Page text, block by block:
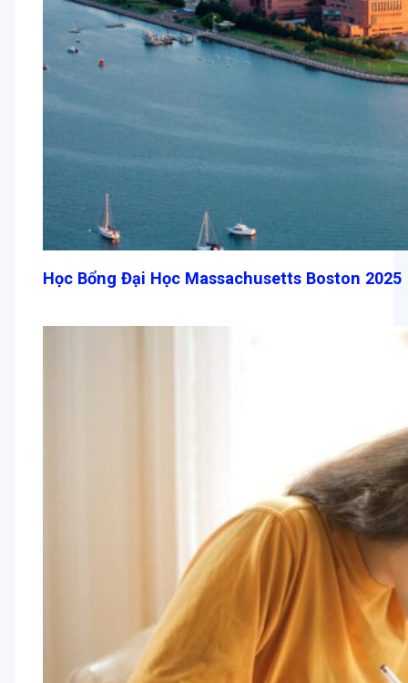
Học Bổng Đại Học Massachusetts Boston 2025